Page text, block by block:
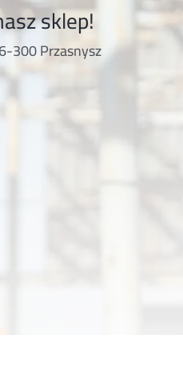
sklep!
300 Przasnysz